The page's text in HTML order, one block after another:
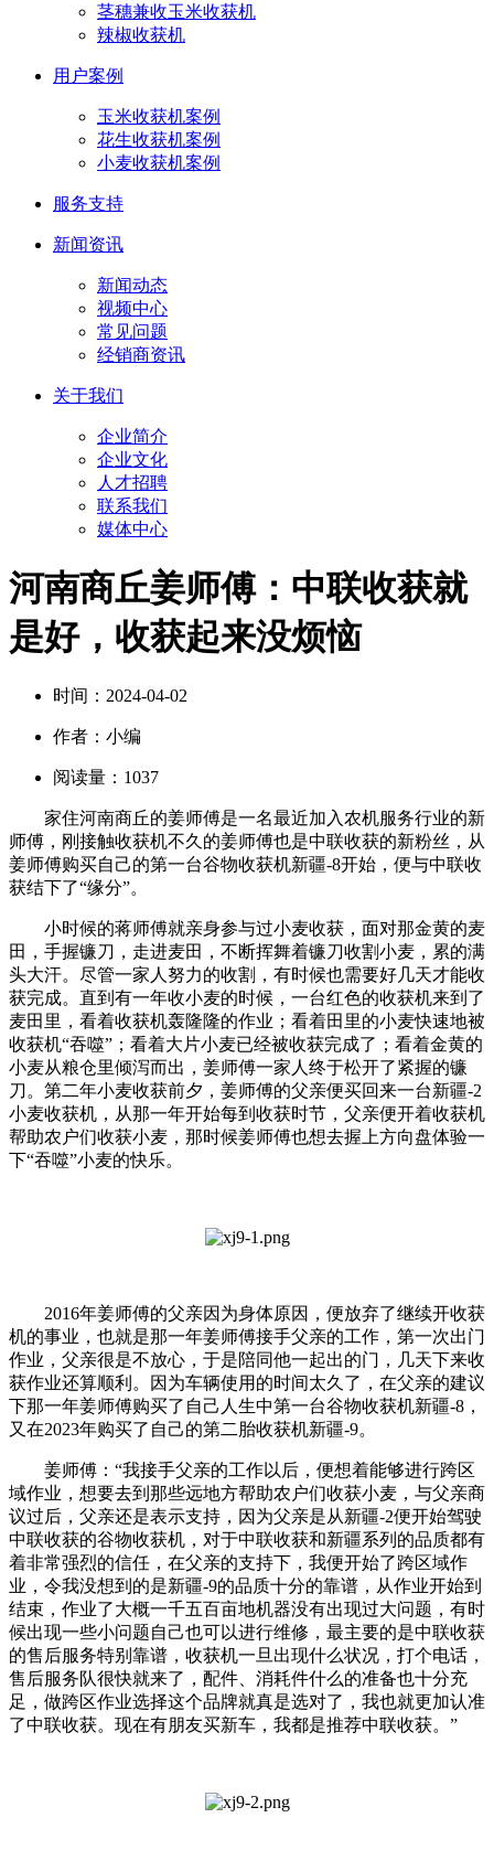
茎穗兼收玉米收获机
辣椒收获机
用户案例
玉米收获机案例
花生收获机案例
小麦收获机案例
服务支持
新闻资讯
新闻动态
视频中心
常见问题
经销商资讯
关于我们
企业简介
企业文化
人才招聘
联系我们
媒体中心
河南商丘姜师傅：中联收获就
是好，收获起来没烦恼
时间： 2024-04-02
作者： 小编
阅读量： 1037
家住河南商丘的姜师傅是一名最近加入农机服务行业的新
师傅，刚接触收获机不久的姜师傅也是中联收获的新粉丝，从
姜师傅购买自己的第一台谷物收获机新疆-8开始，便与中联收
获结下了“缘分”。
小时候的蒋师傅就亲身参与过小麦收获，面对那金黄的麦
田，手握镰刀，走进麦田，不断挥舞着镰刀收割小麦，累的满
头大汗。尽管一家人努力的收割，有时候也需要好几天才能收
获完成。直到有一年收小麦的时候，一台红色的收获机来到了
麦田里，看着收获机轰隆隆的作业；看着田里的小麦快速地被
收获机“吞噬”；看着大片小麦已经被收获完成了；看着金黄的
小麦从粮仓里倾泻而出，姜师傅一家人终于松开了紧握的镰
刀。第二年小麦收获前夕，姜师傅的父亲便买回来一台新疆-2
小麦收获机，从那一年开始每到收获时节，父亲便开着收获机
帮助农户们收获小麦，那时候姜师傅也想去握上方向盘体验一
下“吞噬”小麦的快乐。
2016年姜师傅的父亲因为身体原因，便放弃了继续开收获
机的事业，也就是那一年姜师傅接手父亲的工作，第一次出门
作业，父亲很是不放心，于是陪同他一起出的门，几天下来收
获作业还算顺利。因为车辆使用的时间太久了，在父亲的建议
下那一年姜师傅购买了自己人生中第一台谷物收获机新疆-8，
又在2023年购买了自己的第二胎收获机新疆-9。
姜师傅：“我接手父亲的工作以后，便想着能够进行跨区
域作业，想要去到那些远地方帮助农户们收获小麦，与父亲商
议过后，父亲还是表示支持，因为父亲是从新疆-2便开始驾驶
中联收获的谷物收获机，对于中联收获和新疆系列的品质都有
着非常强烈的信任，在父亲的支持下，我便开始了跨区域作
业，令我没想到的是新疆-9的品质十分的靠谱，从作业开始到
结束，作业了大概一千五百亩地机器没有出现过大问题，有时
候出现一些小问题自己也可以进行维修，最主要的是中联收获
的售后服务特别靠谱，收获机一旦出现什么状况，打个电话，
售后服务队很快就来了，配件、消耗件什么的准备也十分充
足，做跨区作业选择这个品牌就真是选对了，我也就更加认准
了中联收获。现在有朋友买新车，我都是推荐中联收获。”